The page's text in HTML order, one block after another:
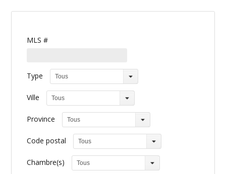
MLS #
Type Tous
Ville Tous
Province Tous
Code postal Tous
Chambre(s) Tous